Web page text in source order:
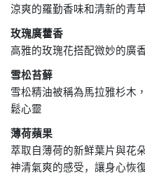
涼爽的羅勤香味和清新的青
玫瑰廣藿香
高雅的玫瑰花搭配微妙的廣
雪松苔蘚
雪松精油被稱為馬拉雅杉木
鬆心靈
薄荷蘋果
萃取自薄荷的新鮮葉片與花
神清氣爽的感受，讓身心恢